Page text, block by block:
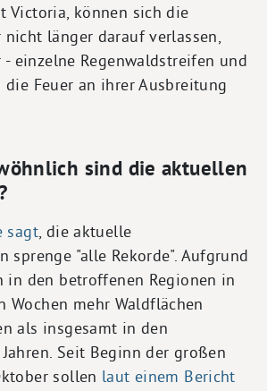
Victoria, können sich die
nicht länger darauf verlassen,
einzelne Regenwaldstreifen und
die Feuer an ihrer Ausbreitung
sind die aktuellen
sagt, die aktuelle
sprenge "alle Rekorde". Aufgrund
in den betroffenen Regionen in
Wochen mehr Waldflächen
als insgesamt in den
Seit Beginn der großen
sollen laut einem Bericht